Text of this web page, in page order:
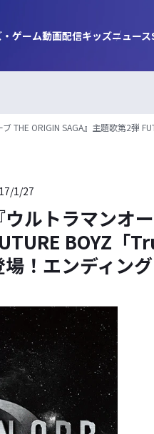
ゲーム動画配信キッズニュース
ブ THE ORIGIN SAGA』主題歌第2弾
1/27
ウルトラマンオ
BOYZ「
場！エンディン